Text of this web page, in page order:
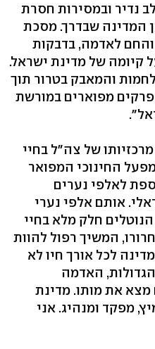
נדיר ובמסירות חסרת
המדינה שבדרך. מסכת
לאדמה, בדבקות
קיומה של מדינת ישראל.
והמאבק בטרור תוך
מפוארים במורשת
של צה"ל בחיי
החינוכי המפואר
לאלפי נערים
אותם אלפי נערי
חלק מלא בחיי
המשיך רפול להוות
לכל אורך חיו לא
האדמה
מצא את מותו. מדינת
מפקד ומנהיג. אני